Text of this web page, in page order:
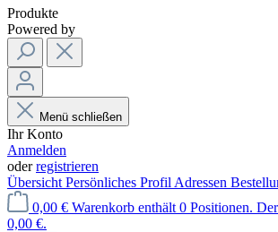
Produkte
Powered by
Menü schließen
Ihr Konto
Anmelden
oderregistrieren
Übersicht Persönliches Profil Adressen
0,00 € Warenkorb enthält 0 Positionen.
0,00 €.